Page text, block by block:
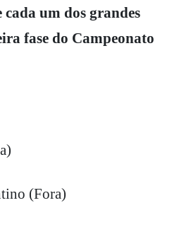
cada um dos grandes
fase do Campeonato
(Fora)